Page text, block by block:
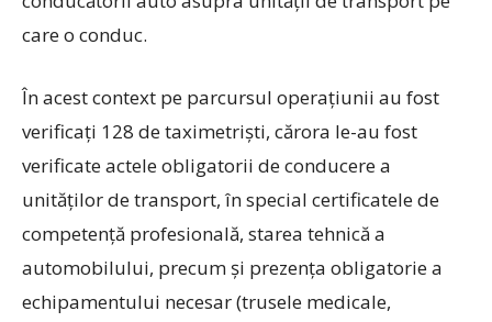
care o conduc.
În acest context pe parcursul operațiunii au fost
verificați 128 de taximetriști, cărora le-au fost
verificate actele obligatorii de conducere a
unităţilor de transport, în special certificatele de
competenţă profesională, starea tehnică a
automobilului, precum şi prezenţa obligatorie a
echipamentului necesar (trusele medicale,